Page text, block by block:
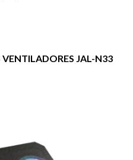
VENTILADORES JAL-N33